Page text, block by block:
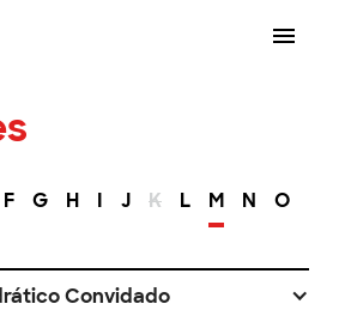
F G H I J K L M N O
Convidado